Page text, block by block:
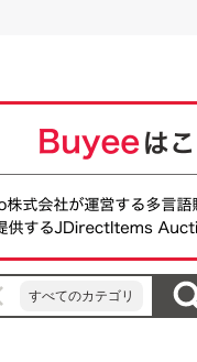
すべてのカテゴリ